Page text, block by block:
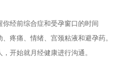
经前综合症和受孕窗口的时间
疼痛、情绪、宫颈粘液和避孕药。
开始就月经健康进行沟通。